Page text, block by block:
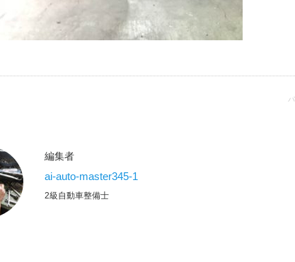
編集者
ai-auto-master345-1
2級自動車整備士